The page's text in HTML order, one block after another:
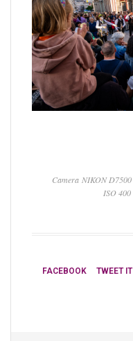
Camera NIKON D7500
ISO 400
FACEBOOK TWEET IT